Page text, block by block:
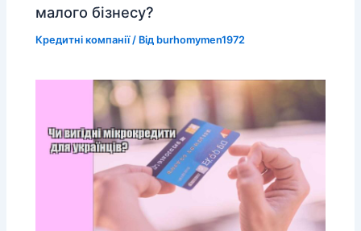
малого бізнесу?
Кредитні компанії/ Від burhomymen1972